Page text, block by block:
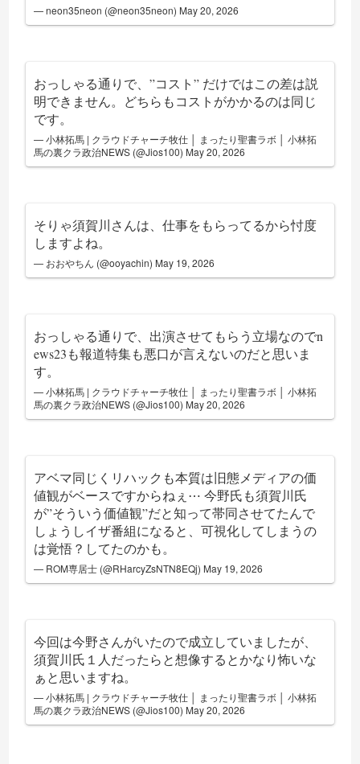
— neon35neon (@neon35neon) May 20, 2026
おっしゃる通りで、”コスト” だけではこの差は説
明できません。どちらもコストがかかるのは同じ
です。
— 小林拓馬 | クラウドチャーチ牧仕 │ まったり聖書ラボ │ 小林拓
馬の裏クラ政治NEWS (@Jios100) May 20, 2026
そりゃ須賀川さんは、仕事をもらってるから忖度
しますよね。
— おおやちん (@ooyachin) May 19, 2026
おっしゃる通りで、出演させてもらう立場なのでn
ews23も報道特集も悪口が言えないのだと思いま
す。
— 小林拓馬 | クラウドチャーチ牧仕 │ まったり聖書ラボ │ 小林拓
馬の裏クラ政治NEWS (@Jios100) May 20, 2026
アベマ同じくリハックも本質は旧態メディアの価
値観がベースですからねぇ⋯ 今野氏も須賀川氏
が”そういう価値観”だと知って帯同させてたんで
しょうしイザ番組になると、可視化してしまうの
は覚悟？してたのかも。
— ROM専居士 (@RHarcyZsNTN8EQj) May 19, 2026
今回は今野さんがいたので成立していましたが、
須賀川氏１人だったらと想像するとかなり怖いな
ぁと思いますね。
— 小林拓馬 | クラウドチャーチ牧仕 │ まったり聖書ラボ │ 小林拓
馬の裏クラ政治NEWS (@Jios100) May 20, 2026